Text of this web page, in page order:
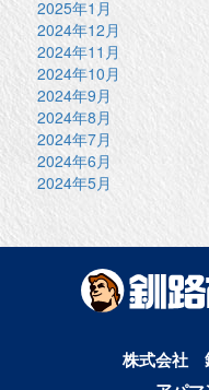
2025年1月
2024年12月
2024年11月
2024年10月
2024年9月
2024年8月
2024年7月
2024年6月
2024年5月
株式会社